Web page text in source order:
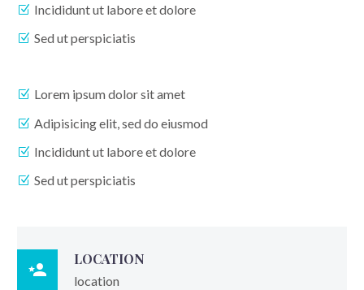
Incididunt ut labore et dolore
Sed ut perspiciatis
Lorem ipsum dolor sit amet
Adipisicing elit, sed do eiusmod
Incididunt ut labore et dolore
Sed ut perspiciatis

LOCATION
location